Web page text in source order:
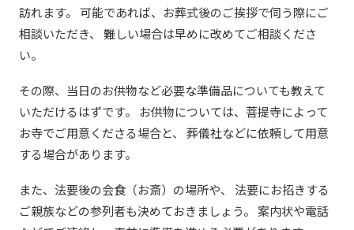
訪れます。 可能であれば、お葬式後のご挨拶で伺う際にご
相談いただき、 難しい場合は早めに改めてご相談くださ
い。
その際、当日のお供物など必要な準備品についても教えて
いただけるはずです。 お供物については、菩提寺によって
お寺でご用意くださる場合と、 葬儀社などに依頼して用意
する場合があります。
また、法要後の会食（お斎）の場所や、 法要にお招きする
ご親族などの参列者も決めておきましょう。 案内状や電話